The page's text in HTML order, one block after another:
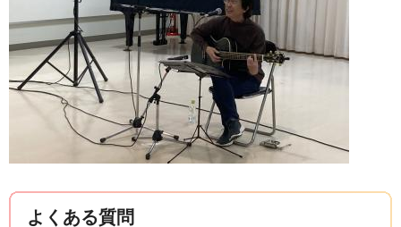
よくある質問